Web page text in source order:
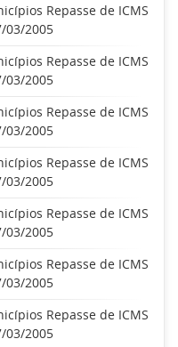
Repasse de ICMS
03/2005
Repasse de ICMS
03/2005
Repasse de ICMS
03/2005
Repasse de ICMS
03/2005
Repasse de ICMS
03/2005
Repasse de ICMS
03/2005
Repasse de ICMS
03/2005